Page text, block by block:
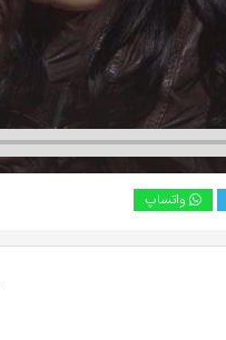
واتساپ